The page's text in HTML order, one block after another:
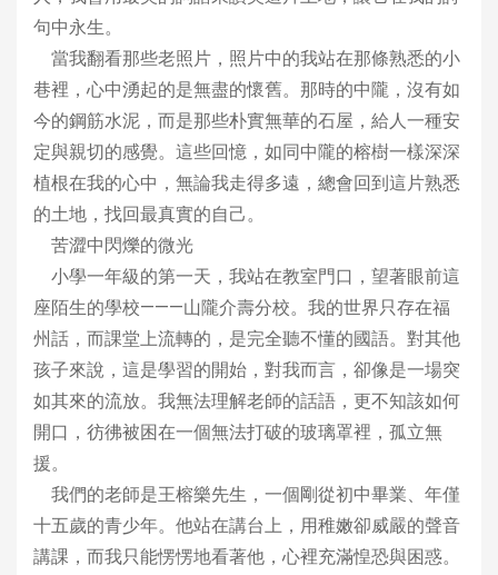
句中永生。
當我翻看那些老照片，照片中的我站在那條熟悉的小
巷裡，心中湧起的是無盡的懷舊。那時的中隴，沒有如
今的鋼筋水泥，而是那些朴實無華的石屋，給人一種安
定與親切的感覺。這些回憶，如同中隴的榕樹一樣深深
植根在我的心中，無論我走得多遠，總會回到這片熟悉
的土地，找回最真實的自己。
苦澀中閃爍的微光
小學一年級的第一天，我站在教室門口，望著眼前這
座陌生的學校———山隴介壽分校。我的世界只存在福
州話，而課堂上流轉的，是完全聽不懂的國語。對其他
孩子來說，這是學習的開始，對我而言，卻像是一場突
如其來的流放。我無法理解老師的話語，更不知該如何
開口，彷彿被困在一個無法打破的玻璃罩裡，孤立無
援。
我們的老師是王榕樂先生，一個剛從初中畢業、年僅
十五歲的青少年。他站在講台上，用稚嫩卻威嚴的聲音
講課，而我只能愣愣地看著他，心裡充滿惶恐與困惑。